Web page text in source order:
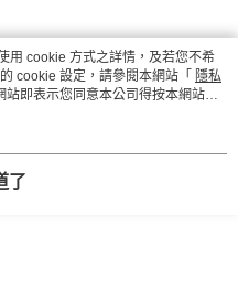
加尼」的祕密計畫，就
用 cookie 方式之詳情，及若您不希
cookie 設定，請參閱本網站「 隱私
站即表示您同意本公司得按本網站使
了